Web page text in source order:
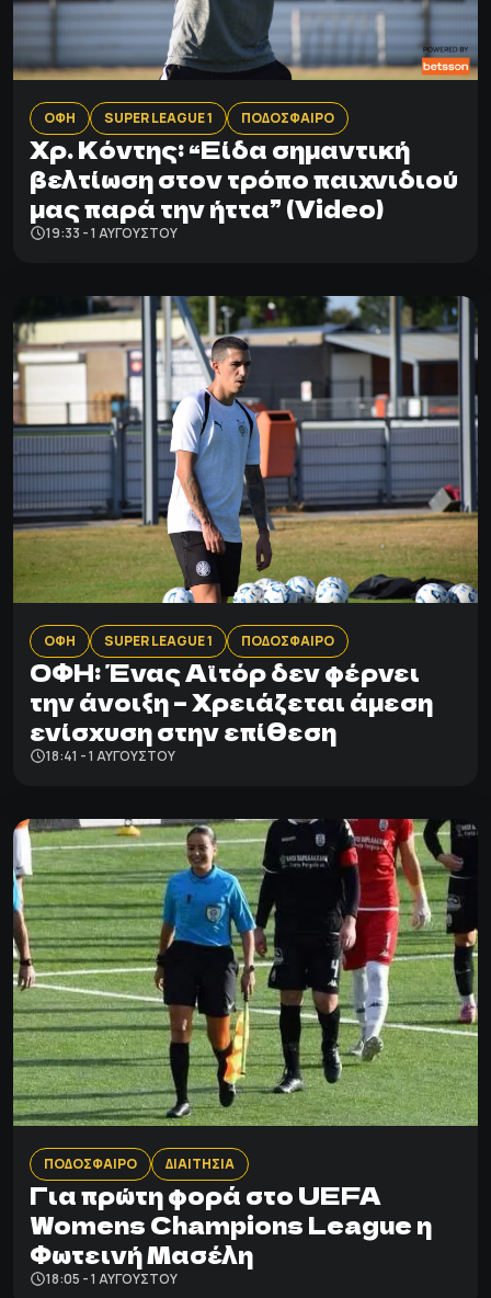
ΟΦΗ SUPER LEAGUE 1 ΠΟΔΟΣΦΑΙΡΟ
Xρ. Κόντης: “Eίδα σημαντική
βελτίωση στον τρόπο παιχνιδιού
μας παρά την ήττα” (Video)
19:33 - 1 ΑΥΓΟΎΣΤΟΥ
ΟΦΗ SUPER LEAGUE 1 ΠΟΔΟΣΦΑΙΡΟ
OΦΗ: Ένας Αϊτόρ δεν φέρνει
την άνοιξη – Χρειάζεται άμεση
ενίσχυση στην επίθεση
18:41 - 1 ΑΥΓΟΎΣΤΟΥ
ΠΟΔΟΣΦΑΙΡΟ ΔΙΑΙΤΗΣΙΑ
Για πρώτη φορά στο UEFA
Womens Champions League η
Φωτεινή Μασέλη
18:05 - 1 ΑΥΓΟΎΣΤΟΥ